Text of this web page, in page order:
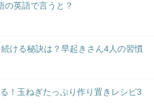
の英語で言うと？
ける秘訣は？早起きさん4人の習慣
！玉ねぎたっぷり作り置きレシピ3